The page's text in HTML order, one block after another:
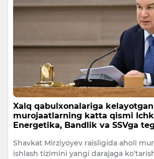
Xalq qabulxonalariga kelayotgan
murojaatlarning katta qismi
Energetika, Bandlik va SSVga
Shavkat Mirziyoyev raisligida aholi
ishlash tizimini yangi darajaga